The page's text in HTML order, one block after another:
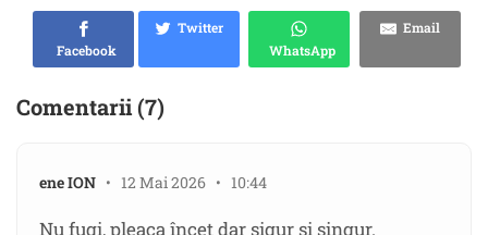
Facebook
Twitter
WhatsApp
Email
Comentarii (7)
ene ION • 12 Mai 2026 • 10:44
Nu fugi, pleaca încet dar sigur şi singur.